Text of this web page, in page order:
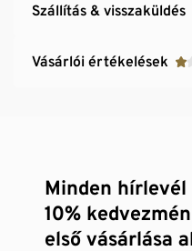
Szállítás & visszaküldés
Vásárlói értékelések
Minden
10%
első vásárlása